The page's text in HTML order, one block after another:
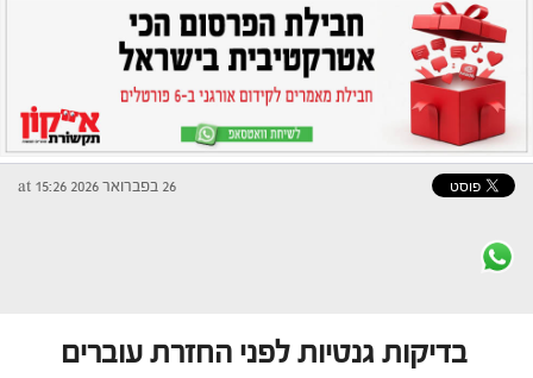
26 בפברואר 2026 at 15:26
בדיקות גנטיות לפני החזרת עוברים